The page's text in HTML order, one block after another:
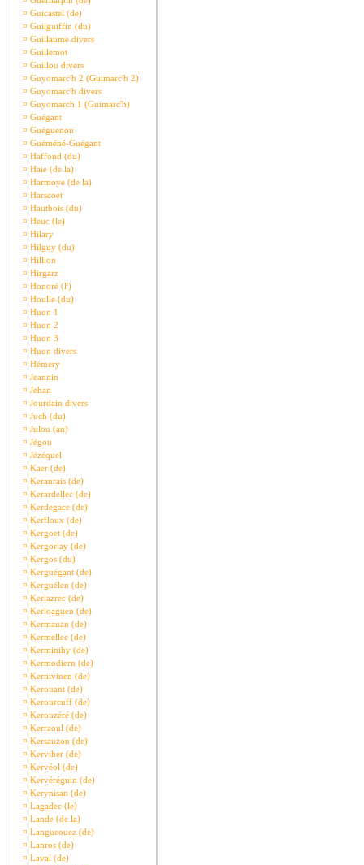
¤ Guicastel (de)
¤ Guilguiffin (du)
¤ Guillaume divers
¤ Guillemot
¤ Guillou divers
¤ Guyomarc'h 2 (Guimarc'h 2)
¤ Guyomarc'h divers
¤ Guyomarch 1 (Guimarc'h)
¤ Guégant
¤ Guéguenou
¤ Guéméné-Guégant
¤ Haffond (du)
¤ Haie (de la)
¤ Harmoye (de la)
¤ Harscoet
¤ Hautbois (du)
¤ Heuc (le)
¤ Hilary
¤ Hilguy (du)
¤ Hillion
¤ Hirgarz
¤ Honoré (l')
¤ Houlle (du)
¤ Huon 1
¤ Huon 2
¤ Huon 3
¤ Huon divers
¤ Hémery
¤ Jeannin
¤ Jehan
¤ Jourdain divers
¤ Juch (du)
¤ Julou (an)
¤ Jégou
¤ Jézéquel
¤ Kaer (de)
¤ Keranrais (de)
¤ Kerardellec (de)
¤ Kerdegace (de)
¤ Kerfloux (de)
¤ Kergoet (de)
¤ Kergorlay (de)
¤ Kergos (du)
¤ Kerguégant (de)
¤ Kerguélen (de)
¤ Kerlazrec (de)
¤ Kerloaguen (de)
¤ Kermauan (de)
¤ Kermellec (de)
¤ Kerminihy (de)
¤ Kermodiern (de)
¤ Kernivinen (de)
¤ Kerouant (de)
¤ Kerourcuff (de)
¤ Kerouzéré (de)
¤ Kerraoul (de)
¤ Kersauzon (de)
¤ Kerviher (de)
¤ Kervéol (de)
¤ Kervéréguin (de)
¤ Kerynisan (de)
¤ Lagadec (le)
¤ Lande (de la)
¤ Langueouez (de)
¤ Lanros (de)
¤ Laval (de)